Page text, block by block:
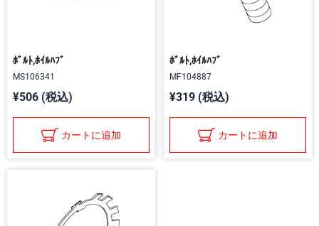
ﾎﾞﾙﾄ,ﾎｲﾙﾊﾌﾞ
MS106341
¥506 (税込)
カートに追加
ﾎﾞﾙﾄ,ﾎｲﾙﾊﾌﾞ
MF104887
¥319 (税込)
カートに追加